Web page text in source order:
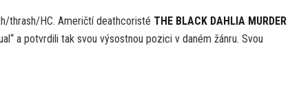
thrash/HC. Američtí deathcoristé THE BLACK DAHLIA MURDER
a potvrdili tak svou výsostnou pozici v daném žánru. Svou